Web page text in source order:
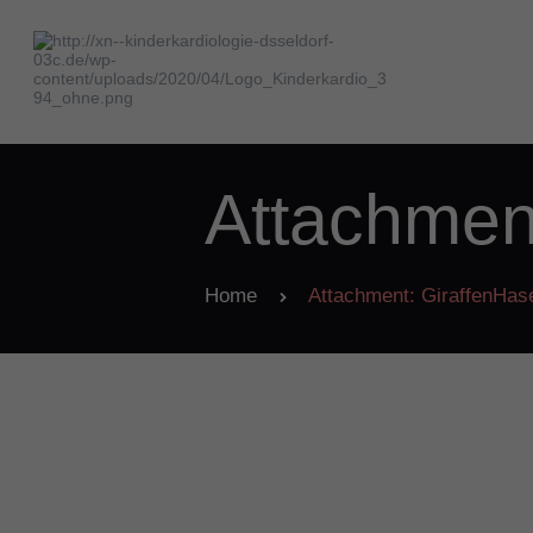
Home Attachment: